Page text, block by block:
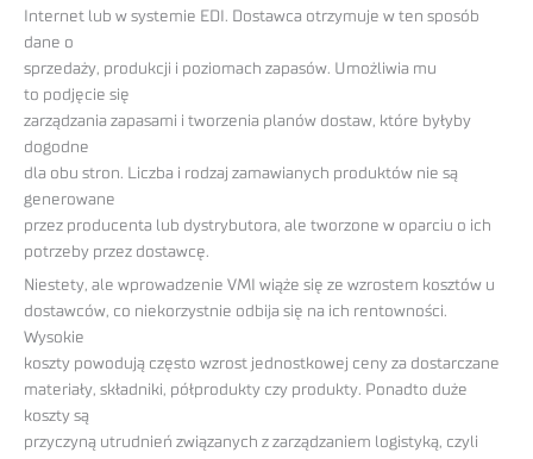
Internet lub w systemie EDI. Dostawca otrzymuje w ten sposób
dane o
sprzedaży, produkcji i poziomach zapasów. Umożliwia mu
to podjęcie się
zarządzania zapasami i tworzenia planów dostaw, które byłyby
dogodne
dla obu stron. Liczba i rodzaj zamawianych produktów nie są
generowane
przez producenta lub dystrybutora, ale tworzone w oparciu o ich
potrzeby przez dostawcę.
Niestety, ale wprowadzenie VMI wiąże się ze wzrostem kosztów u
dostawców, co niekorzystnie odbija się na ich rentowności.
Wysokie
koszty powodują często wzrost jednostkowej ceny za dostarczane
materiały, składniki, półprodukty czy produkty. Ponadto duże
koszty są
przyczyną utrudnień związanych z zarządzaniem logistyką, czyli